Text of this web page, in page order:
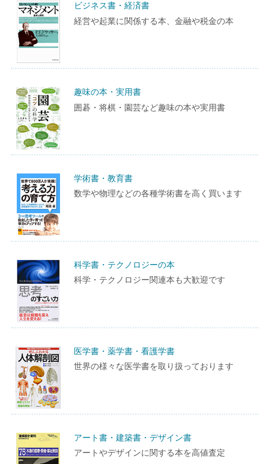
ビジネス書・経済書
経営や起業に関係する本、金融や税金の本
趣味の本・実用書
囲碁・将棋・園芸など趣味の本や実用書
学術書・教育書
数学や物理などの各種学術書を高く買います
科学書・テクノロジーの本
科学・テクノロジー関連本も大歓迎です
医学書・薬学書・看護学書
世界の様々な医学書を取り扱っております
アート書・建築書・デザイン書
アートやデザインに関する本を高値査定